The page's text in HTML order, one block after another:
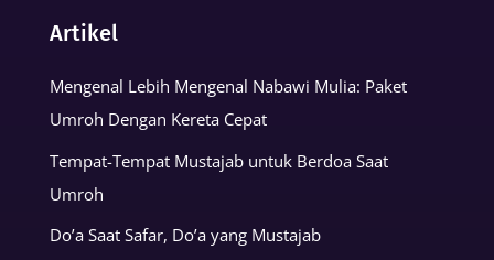
Artikel
Mengenal Lebih Mengenal Nabawi Mulia: Paket
Umroh Dengan Kereta Cepat
Tempat-Tempat Mustajab untuk Berdoa Saat
Umroh
Do’a Saat Safar, Do’a yang Mustajab